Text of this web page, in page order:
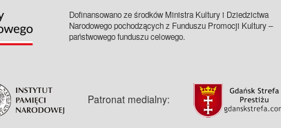
Dofinansowano ze środków Ministra Kultury i Dziedzictwa
Narodowego pochodzących z Funduszu Promocji Kultury –
państwowego funduszu celowego.
Patronat medialny: